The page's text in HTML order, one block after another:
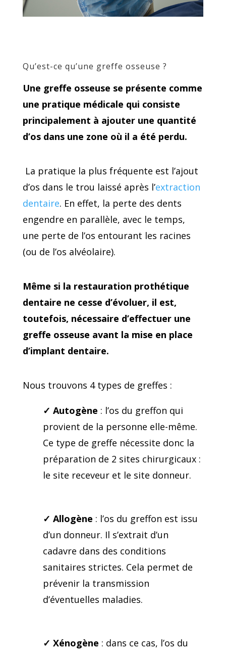
Qu’est-ce qu’une greffe osseuse ?
Une greffe osseuse se présente comme
une pratique médicale qui consiste
principalement à ajouter une quantité
d’os dans une zone où il a été perdu.
La pratique la plus fréquente est l’ajout
d’os dans le trou laissé après l’extraction
dentaire. En effet, la perte des dents
engendre en parallèle, avec le temps,
une perte de l’os entourant les racines
(ou de l’os alvéolaire).
Même si la restauration prothétique
dentaire ne cesse d’évoluer, il est,
toutefois, nécessaire d’effectuer une
greffe osseuse avant la mise en place
d’implant dentaire.
Nous trouvons 4 types de greffes :
✓ Autogène : l’os du greffon qui
provient de la personne elle-même.
Ce type de greffe nécessite donc la
préparation de 2 sites chirurgicaux :
le site receveur et le site donneur.
✓ Allogène : l’os du greffon est issu
d’un donneur. Il s’extrait d’un
cadavre dans des conditions
sanitaires strictes. Cela permet de
prévenir la transmission
d’éventuelles maladies.
✓ Xénogène : dans ce cas, l’os du